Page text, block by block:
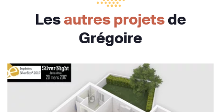
Lesautres projetsde
Grégoire